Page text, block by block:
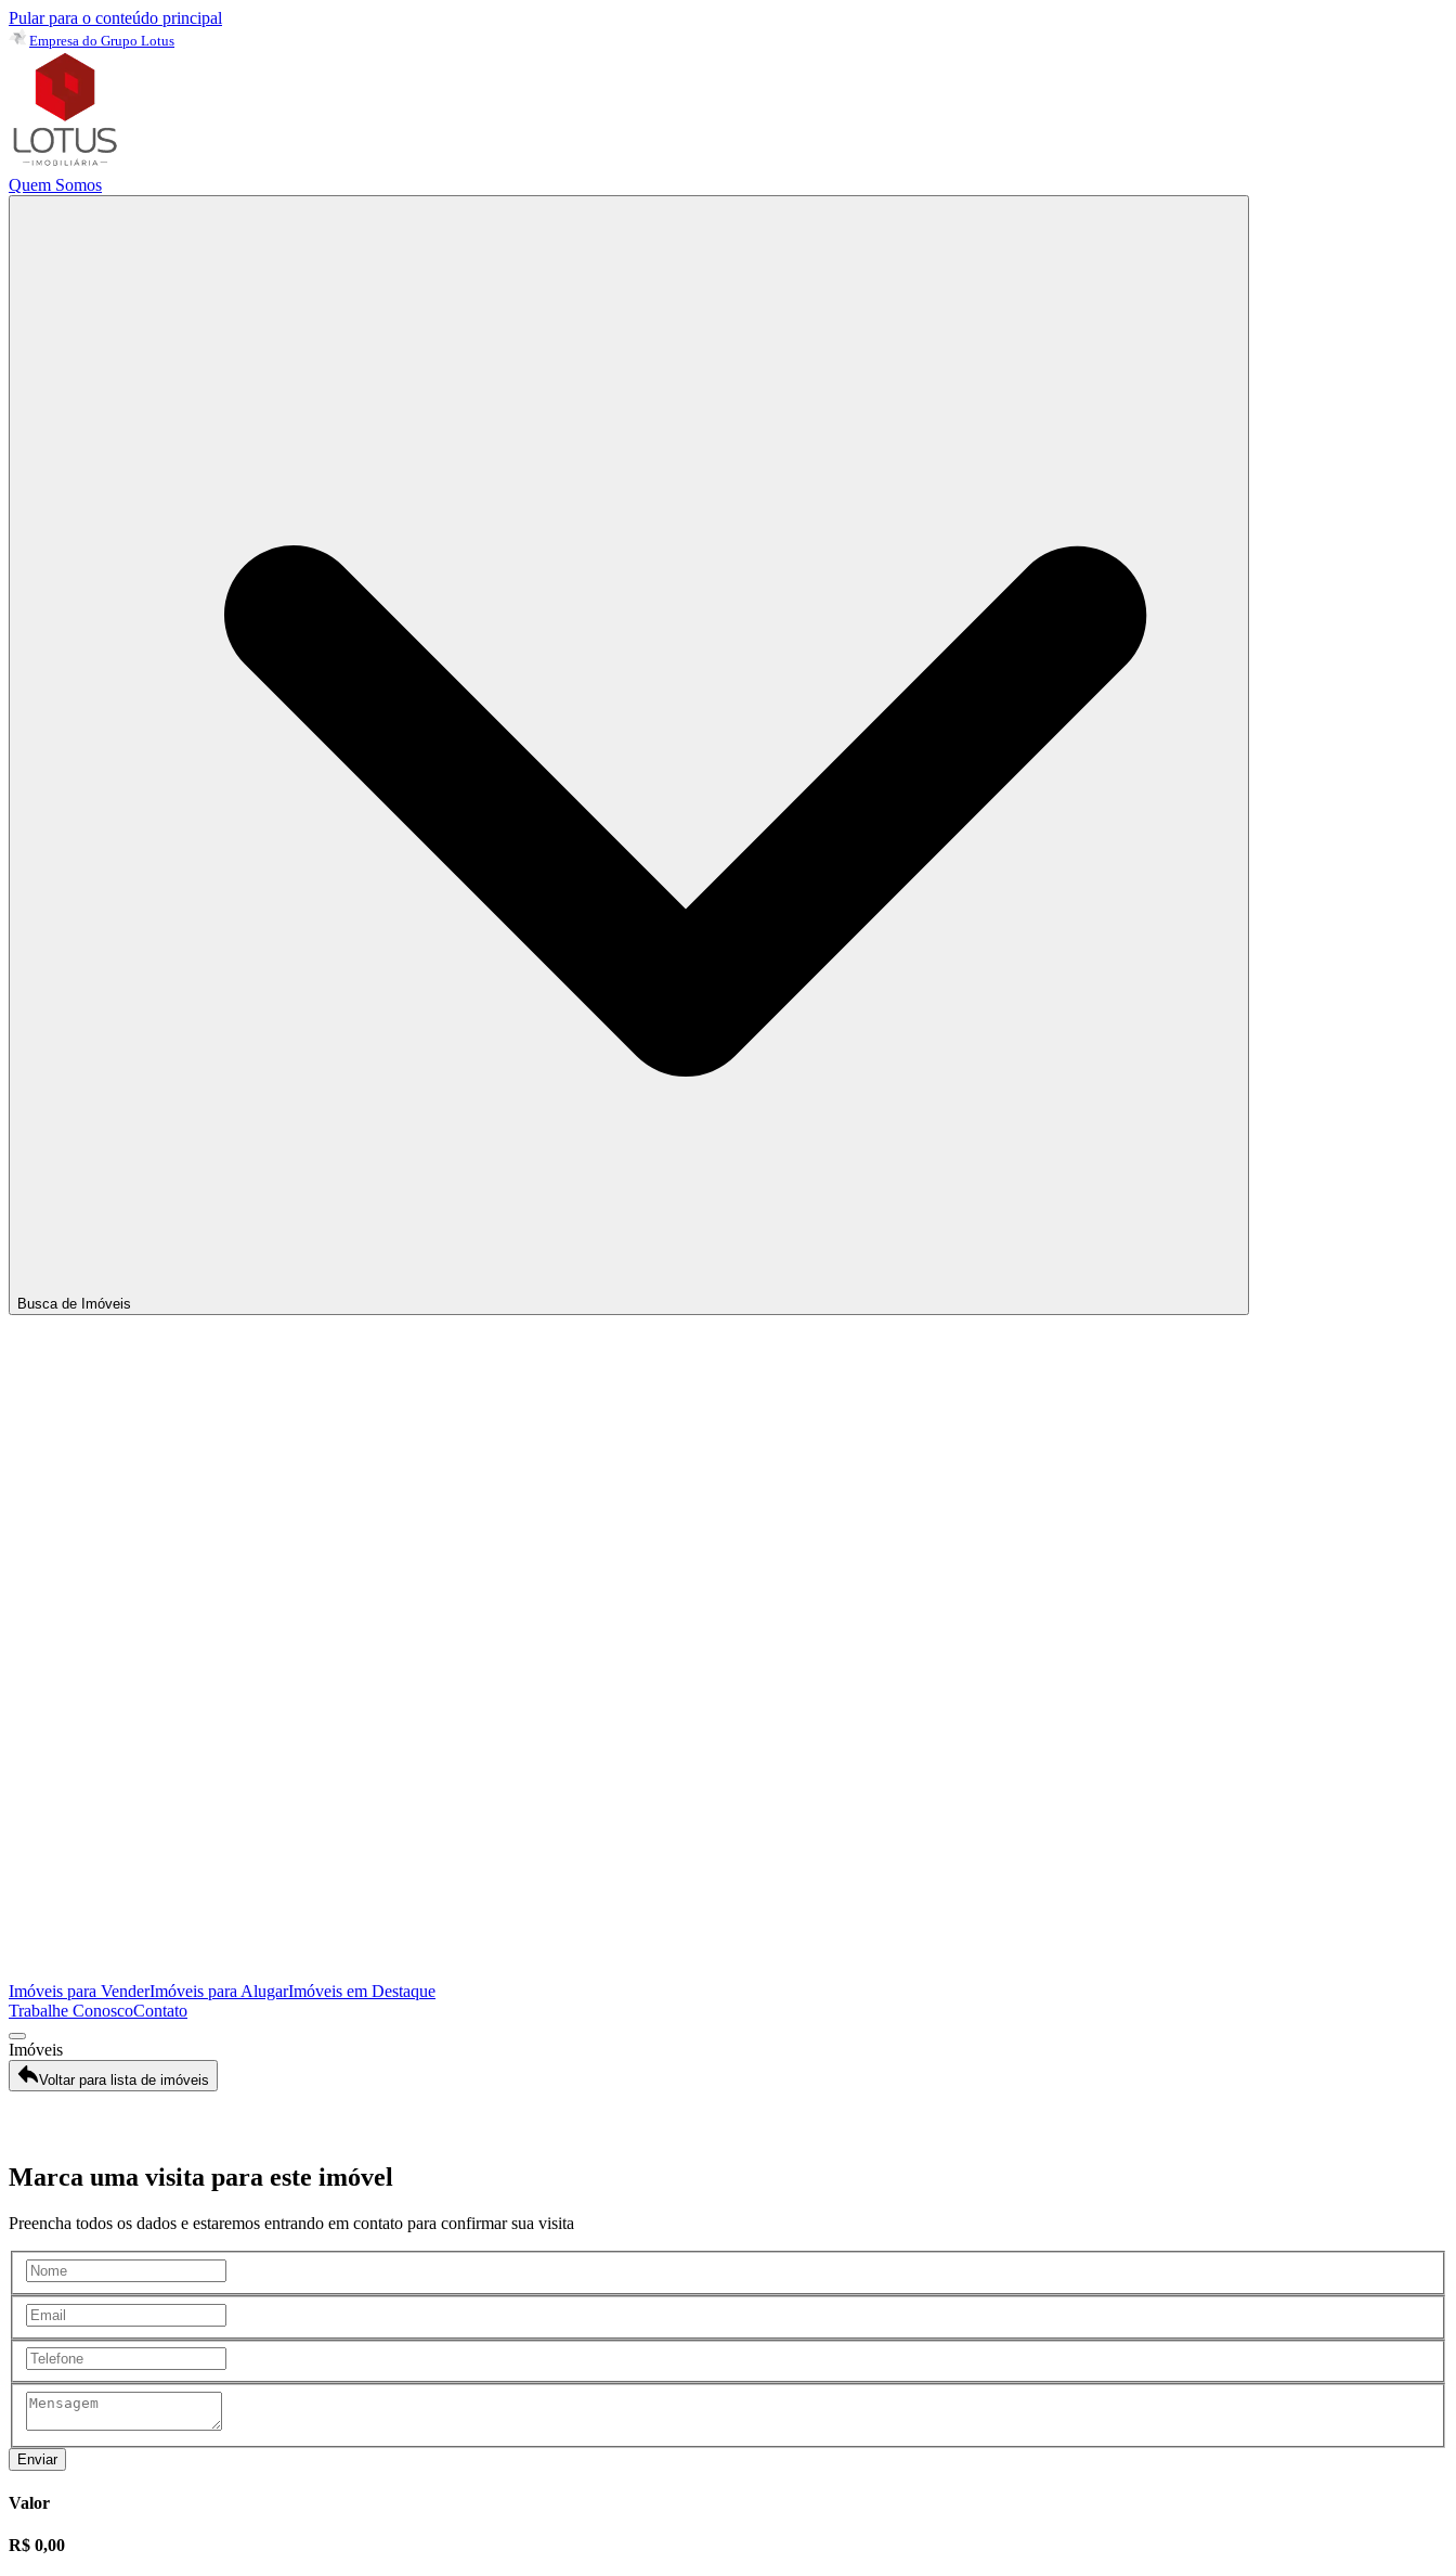
Pular para o conteúdo principal
Empresa do Grupo Lotus
Quem Somos
Busca de Imóveis
Imóveis para VenderImóveis para AlugarImóveis em Destaque
Trabalhe ConoscoContato
Imóveis
Voltar para lista de imóveis
Marca uma visita para este imóvel
Preencha todos os dados e estaremos entrando em contato para confirmar sua visita
Enviar
Valor
R$ 0,00